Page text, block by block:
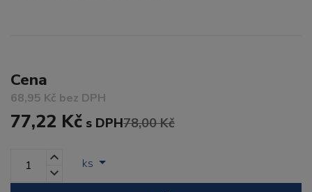
Cena
68,95 Kč bez DPH
77,22 Kč s DPH78,00 Kč
ks